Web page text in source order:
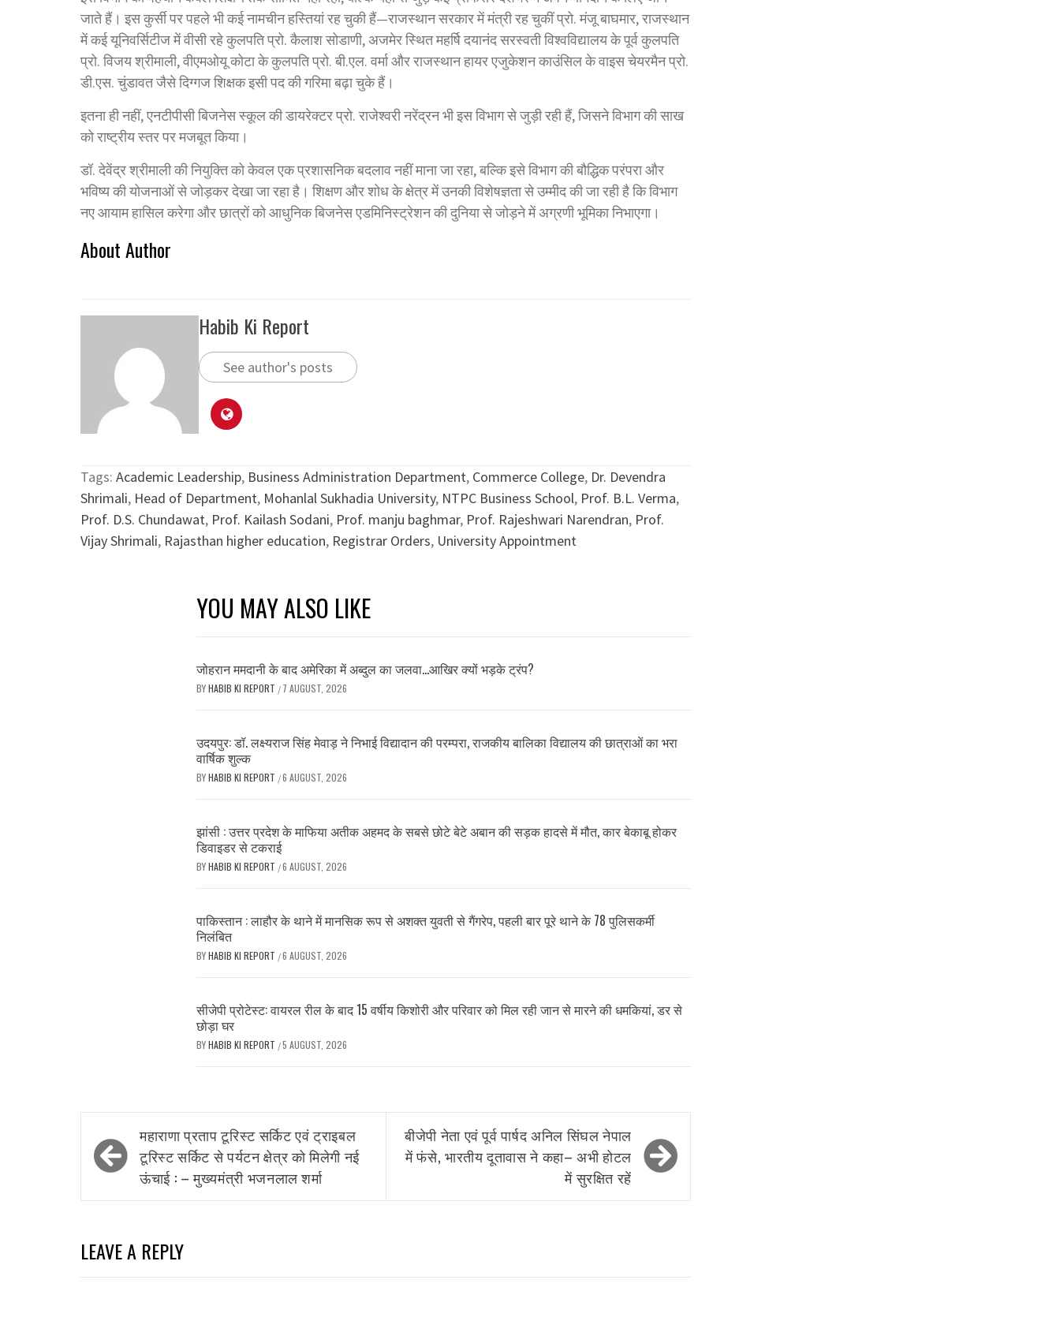
जाते हैं। इस कुर्सी पर पहले भी कई नामचीन हस्तियां रह चुकी हैं—राजस्थान सरकार में मंत्री रह चुकीं प्रो. मंजू बाघमार, राजस्थान
में कई यूनिवर्सिटीज में वीसी रहे कुलपति प्रो. कैलाश सोडाणी, अजमेर स्थित महर्षि दयानंद सरस्वती विश्वविद्यालय के पूर्व कुलपति
प्रो. विजय श्रीमाली, वीएमओयू कोटा के कुलपति प्रो. बी.एल. वर्मा और राजस्थान हायर एजुकेशन काउंसिल के वाइस चेयरमैन प्रो.
डी.एस. चुंडावत जैसे दिग्गज शिक्षक इसी पद की गरिमा बढ़ा चुके हैं।
इतना ही नहीं, एनटीपीसी बिजनेस स्कूल की डायरेक्टर प्रो. राजेश्वरी नरेंद्रन भी इस विभाग से जुड़ी रही हैं, जिसने विभाग की साख
को राष्ट्रीय स्तर पर मजबूत किया।
डॉ. देवेंद्र श्रीमाली की नियुक्ति को केवल एक प्रशासनिक बदलाव नहीं माना जा रहा, बल्कि इसे विभाग की बौद्धिक परंपरा और
भविष्य की योजनाओं से जोड़कर देखा जा रहा है। शिक्षण और शोध के क्षेत्र में उनकी विशेषज्ञता से उम्मीद की जा रही है कि विभाग
नए आयाम हासिल करेगा और छात्रों को आधुनिक बिजनेस एडमिनिस्ट्रेशन की दुनिया से जोड़ने में अग्रणी भूमिका निभाएगा।
About Author
Habib Ki Report
See author's posts
Tags: Academic Leadership, Business Administration Department, Commerce College, Dr. Devendra
Shrimali, Head of Department, Mohanlal Sukhadia University, NTPC Business School, Prof. B.L. Verma,
Prof. D.S. Chundawat, Prof. Kailash Sodani, Prof. manju baghmar, Prof. Rajeshwari Narendran, Prof.
Vijay Shrimali, Rajasthan higher education, Registrar Orders, University Appointment
YOU MAY ALSO LIKE
जोहरान ममदानी के बाद अमेरिका में अब्दुल का जलवा…आखिर क्यों भड़के ट्रंप?
BYHABIB KI REPORT / 7 AUGUST, 2026
उदयपुर: डॉ. लक्ष्यराज सिंह मेवाड़ ने निभाई विद्यादान की परम्परा, राजकीय बालिका विद्यालय की छात्राओं का भरा
वार्षिक शुल्क
BYHABIB KI REPORT /6 AUGUST, 2026
झांसी : उत्तर प्रदेश के माफिया अतीक अहमद के सबसे छोटे बेटे अबान की सड़क हादसे में मौत, कार बेकाबू होकर
डिवाइडर से टकराई
BYHABIB KI REPORT /6 AUGUST, 2026
पाकिस्तान : लाहौर के थाने में मानसिक रूप से अशक्त युवती से गैंगरेप, पहली बार पूरे थाने के 78 पुलिसकर्मी
निलंबित
BYHABIB KI REPORT /6 AUGUST, 2026
सीजेपी प्रोटेस्ट: वायरल रील के बाद 15 वर्षीय किशोरी और परिवार को मिल रही जान से मारने की धमकियां, डर से
छोड़ा घर
BYHABIB KI REPORT /5 AUGUST, 2026
Post
navigation
महाराणा प्रताप टूरिस्ट सर्किट एवं ट्राइबल
टूरिस्ट सर्किट से पर्यटन क्षेत्र को मिलेगी नई
ऊंचाई : – मुख्यमंत्री भजनलाल शर्मा
बीजेपी नेता एवं पूर्व पार्षद अनिल सिंघल नेपाल
में फंसे, भारतीय दूतावास ने कहा– अभी होटल
में सुरक्षित रहें
LEAVE A REPLY